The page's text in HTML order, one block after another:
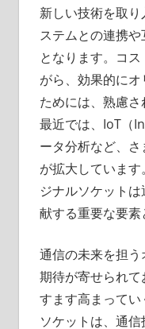
新しい技術を取
ステムとの連携
となります。コ
がら、効果的に
ためには、熟慮さ
最近では、IoT（
ータ分析など、
が拡大していま
ジナルソケット
献する重要な要素
通信の未来を担
期待が寄せられ
すます高まって
ソケットは、通